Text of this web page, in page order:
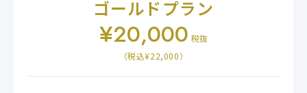
ゴールドプラン
¥20,000 税抜
（税込¥22,000）